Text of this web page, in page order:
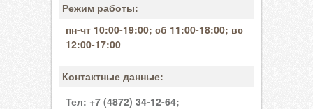
Режим работы:
пн-чт 10:00-19:00; сб 11:00-18:00; вс
12:00-17:00
Контактные данные:
Тел: +7 (4872) 34-12-64;